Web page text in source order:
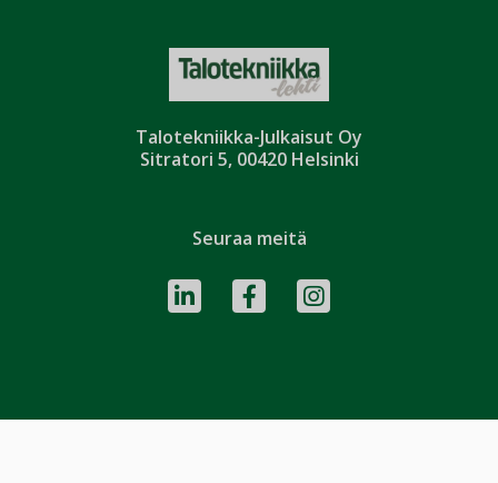
Talotekniikka-Julkaisut Oy
Sitratori 5, 00420 Helsinki
Seuraa meitä